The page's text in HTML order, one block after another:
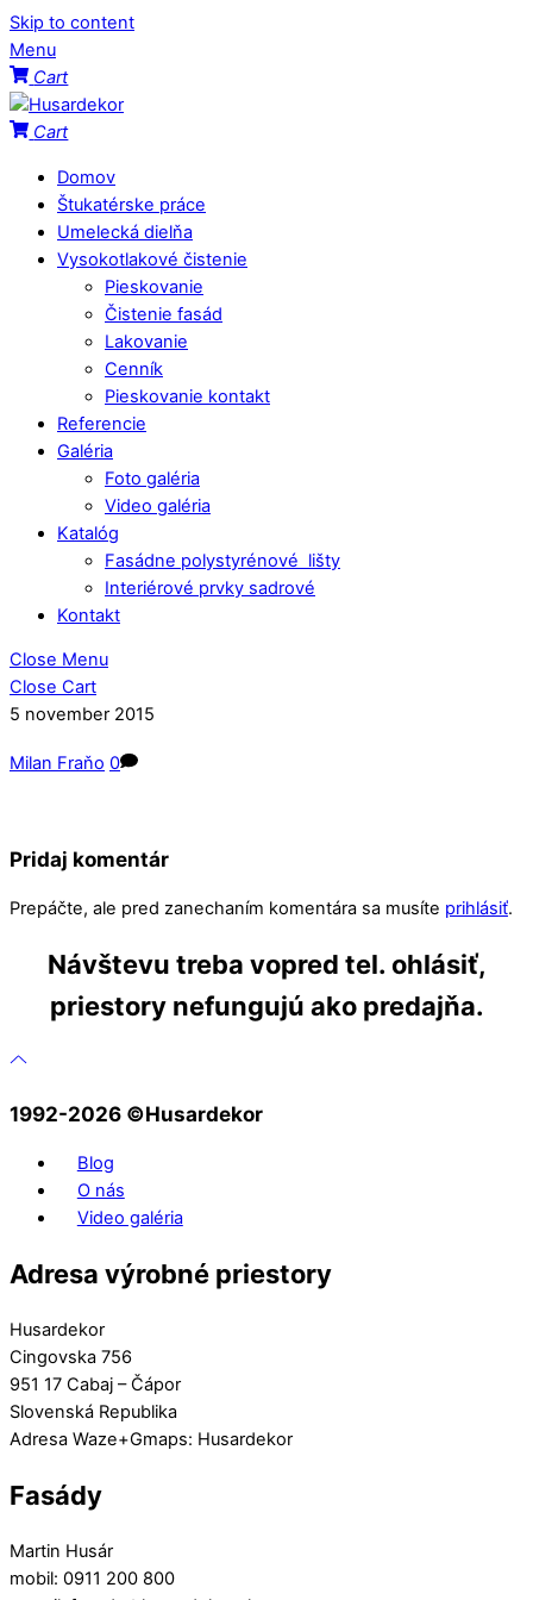
Skip to content
Menu
Cart
Cart
Domov
Štukatérske práce
Umelecká dielňa
Vysokotlakové čistenie
Pieskovanie
Čistenie fasád
Lakovanie
Cenník
Pieskovanie kontakt
Referencie
Galéria
Foto galéria
Video galéria
Katalóg
Fasádne polystyrénové lišty
Interiérové prvky sadrové
Kontakt
Close Menu
Close Cart
5 november 2015
Milan Fraňo 0
Pridaj komentár
Prepáčte, ale pred zanechaním komentára sa musíte prihlásiť.
Návštevu treba vopred tel. ohlásiť,
priestory nefungujú ako predajňa.
1992-2026 ©️Husardekor
Blog
O nás
Video galéria
Adresa výrobné priestory
Husardekor
Cingovska 756
951 17 Cabaj – Čápor
Slovenská Republika
Adresa Waze+Gmaps: Husardekor
Fasády
Martin Husár
mobil: 0911 200 800